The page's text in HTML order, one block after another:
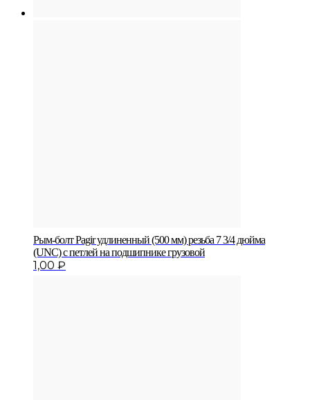
Рым-болт Pagir удлиненный (500 мм) резьба 7 3/4 дюйма
(UNC) с петлей на подшипнике грузовой
1,00 ₽